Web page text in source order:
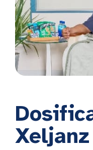
Xeljanz